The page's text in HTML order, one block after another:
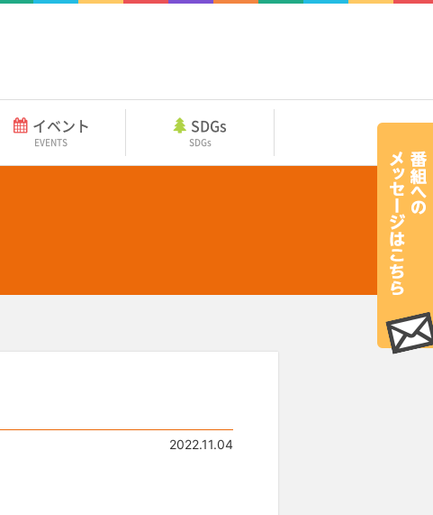
イベント
EVENTS
SDGs
SDGs
2022.11.04